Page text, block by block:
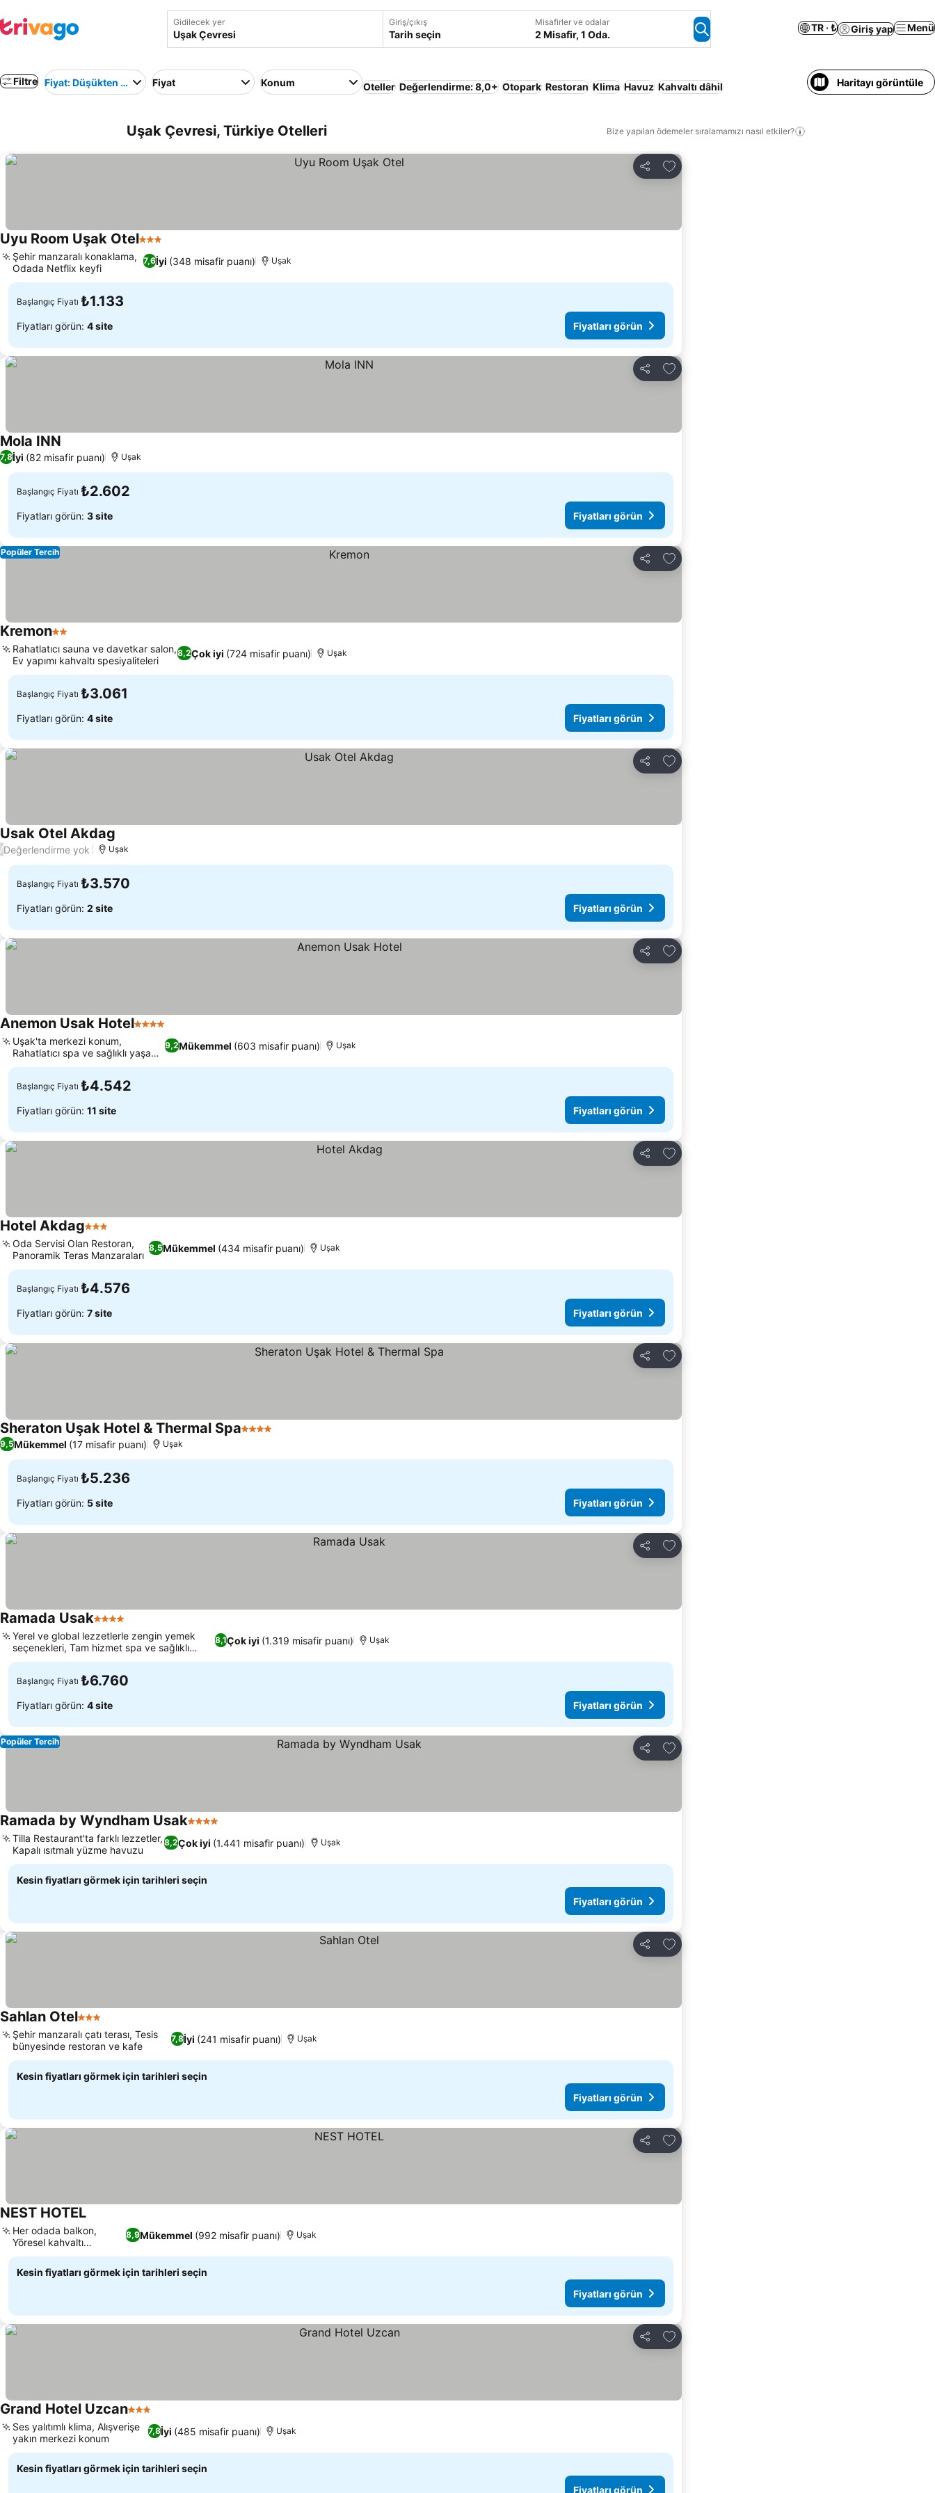
Gidilecek yer Giriş/çıkış
Tarih seçin
Misafirler ve odalar
2 Misafir, 1 Oda.
TR · ₺ Giriş yap Menü
Filtre Fiyat: Düşükten yükseğeFiyat Konum Oteller Değerlendirme: 8,0+ Otopark Restoran Klima Havuz Kahvaltı dâhil Haritayı görüntüle
Uşak Çevresi, Türkiye Otelleri Bize yapılan ödemeler sıralamamızı nasıl etkiler?
Paylaş
Favorilerime ekle
Uyu Room Uşak Otel3 Yıldız
7,6İyi (348 misafir puanı)
Şehir manzaralı konaklama,
Odada Netflix keyfi
Uşak
Başlangıç Fiyatı ₺1.133
Fiyatları görün: 4 site Fiyatları görün
Paylaş
Favorilerime ekle
Mola INN
7,8İyi (82 misafir puanı) Uşak
Başlangıç Fiyatı ₺2.602
Fiyatları görün: 3 site Fiyatları görün
Paylaş
Favorilerime ekle
Popüler Tercih
Kremon2 Yıldız
8,2Çok iyi (724 misafir puanı)
Rahatlatıcı sauna ve davetkar salon,
Ev yapımı kahvaltı spesiyaliteleri
Uşak
Başlangıç Fiyatı ₺3.061
Fiyatları görün: 4 site Fiyatları görün
Paylaş
Favorilerime ekle
Usak Otel Akdag
/Değerlendirme yok Uşak
Başlangıç Fiyatı ₺3.570
Fiyatları görün: 2 site Fiyatları görün
Paylaş
Favorilerime ekle
Anemon Usak Hotel4 Yıldız
9,2Mükemmel (603 misafir puanı)
Uşak'ta merkezi konum,
Rahatlatıcı spa ve sağlıklı yaşam
merkezi
Uşak
Başlangıç Fiyatı ₺4.542
Fiyatları görün: 11 site Fiyatları görün
Paylaş
Favorilerime ekle
Hotel Akdag3 Yıldız
8,5Mükemmel (434 misafir puanı)
Oda Servisi Olan Restoran,
Panoramik Teras Manzaraları
Uşak
Başlangıç Fiyatı ₺4.576
Fiyatları görün: 7 site Fiyatları görün
Paylaş
Favorilerime ekle
Sheraton Uşak Hotel & Thermal Spa4 Yıldız
9,5Mükemmel (17 misafir puanı) Uşak
Başlangıç Fiyatı ₺5.236
Fiyatları görün: 5 site Fiyatları görün
Paylaş
Favorilerime ekle
Ramada Usak4 Yıldız
8,1Çok iyi (1.319 misafir puanı)
Yerel ve global lezzetlerle zengin yemek
seçenekleri, Tam hizmet spa ve sağlıklı
yaşam merkezi
Uşak
Başlangıç Fiyatı ₺6.760
Fiyatları görün: 4 site Fiyatları görün
Paylaş
Favorilerime ekle
Popüler Tercih
Ramada by Wyndham Usak4 Yıldız
8,2Çok iyi (1.441 misafir puanı)
Tilla Restaurant'ta farklı lezzetler,
Kapalı ısıtmalı yüzme havuzu
Uşak
Kesin fiyatları görmek için tarihleri seçin
Fiyatları görün
Paylaş
Favorilerime ekle
Sahlan Otel3 Yıldız
7,8İyi (241 misafir puanı)
Şehir manzaralı çatı terası, Tesis
bünyesinde restoran ve kafe
Uşak
Kesin fiyatları görmek için tarihleri seçin
Fiyatları görün
Paylaş
Favorilerime ekle
NEST HOTEL
8,9Mükemmel (992 misafir puanı)
Her odada balkon,
Yöresel kahvaltı
lezzetleri
Uşak
Kesin fiyatları görmek için tarihleri seçin
Fiyatları görün
Paylaş
Favorilerime ekle
Grand Hotel Uzcan3 Yıldız
7,8İyi (485 misafir puanı)
Ses yalıtımlı klima, Alışverişe
yakın merkezi konum
Uşak
Kesin fiyatları görmek için tarihleri seçin
Fiyatları görün